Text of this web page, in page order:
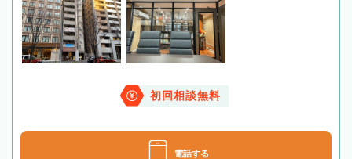
初回相談無料
電話する